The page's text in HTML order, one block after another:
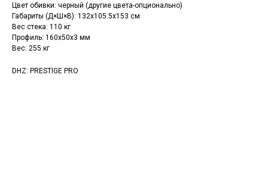
Цвет обивки: черный (другие цвета-опционально)
Габариты (Д×Ш×В): 132x105.5x153 см
Вес стека: 110 кг
Профиль: 160х50х3 мм
Вес: 255 кг
DHZ: PRESTIGE PRO